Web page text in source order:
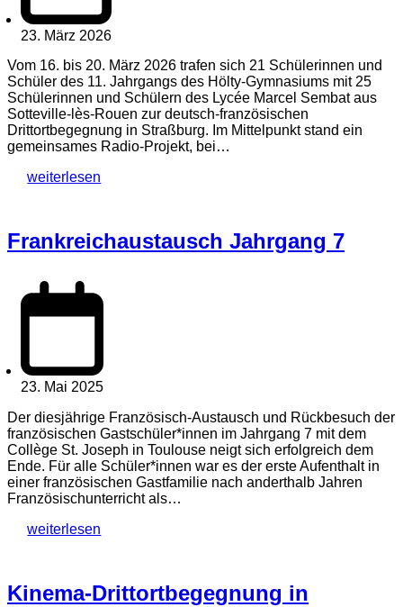
23. März 2026
Vom 16. bis 20. März 2026 trafen sich 21 Schülerinnen und
Schüler des 11. Jahrgangs des Hölty-Gymnasiums mit 25
Schülerinnen und Schülern des Lycée Marcel Sembat aus
Sotteville-lès-Rouen zur deutsch-französischen
Drittortbegegnung in Straßburg. Im Mittelpunkt stand ein
gemeinsames Radio-Projekt, bei…
weiterlesen
Frankreichaustausch Jahrgang 7
23. Mai 2025
Der diesjährige Französisch-Austausch und Rückbesuch der
französischen Gastschüler*innen im Jahrgang 7 mit dem
Collège St. Joseph in Toulouse neigt sich erfolgreich dem
Ende. Für alle Schüler*innen war es der erste Aufenthalt in
einer französischen Gastfamilie nach anderthalb Jahren
Französischunterricht als…
weiterlesen
Kinema-Drittortbegegnung in